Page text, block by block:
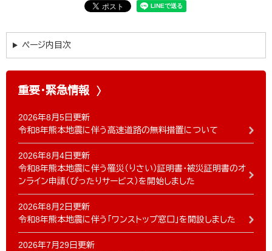
ページ内目次
重要・緊急情報
2026年8月5日更新
令和8年熊本地震に伴う高速道路の無料措置について
2026年8月4日更新
令和8年熊本地震に伴う罹災（りさい）証明書・被災証明書のオ
ンライン申請（ぴったりサービス）を開始しました
2026年8月2日更新
令和8年熊本地震に伴う「ワンストップ窓口」を開設しました
2026年7月29日更新